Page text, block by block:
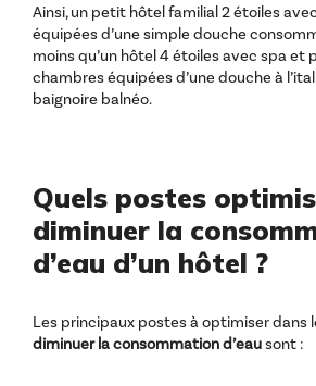
Ainsi, un petit hôtel familial 2 étoiles
équipées d’une simple douche
moins qu’un hôtel 4 étoiles avec spa et
chambres équipées d’une douche à
baignoire balnéo.
Quels postes
diminuer la
d’eau d’un hôtel ?
Les principaux postes à optimiser dans
diminuer la consommation d’eausont :